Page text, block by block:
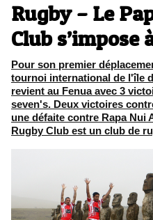
Rugby – Le
Club s’impose
Pour son premier
tournoi international de l'île
revient au Fenua avec 3
seven's. Deux victoires
une défaite contre Rapa Nui
Rugby Club est un club de